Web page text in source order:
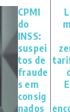
CPMI
do
INSS:
suspei
tos de
fraude
s em
consig
nados